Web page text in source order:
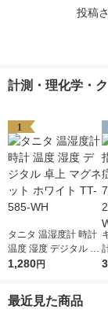
投稿
計測・理化学・
1
タニタ 温湿度計 時計
温度 湿度 デジタル 卓
上 マグネット ホワイ
1,280円
最近見た商品